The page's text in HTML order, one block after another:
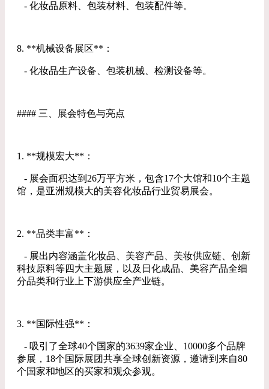
- 化妆品原料、包装材料、包装配件等。
8. **机械设备展区**：
- 化妆品生产设备、包装机械、检测设备等。
#### 三、展会特色与亮点
1. **规模宏大**：
- 展会面积达到26万平方米，包含17个大馆和10个主题
馆，是亚洲规模大的美容化妆品行业贸易展会。
2. **品类丰富**：
- 展出内容涵盖化妆品、美容产品、美妆供应链、创新
科技原料等四大主题展，以及日化成品、美容产品全细
分品类和行业上下游供应全产业链。
3. **国际性强**：
- 吸引了全球40个国家的3639家企业、10000多个品牌
参展，18个国际展团共享全球创新资源，邀请到来自80
个国家和地区的买家和观众参观。